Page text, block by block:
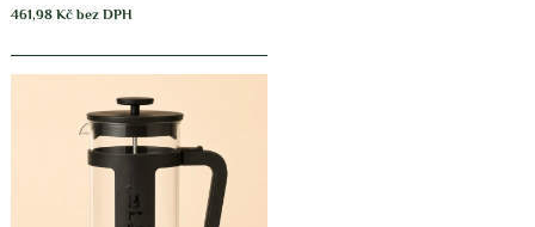
461,98 Kčbez DPH